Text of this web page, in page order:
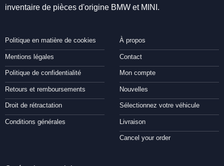
inventaire de pièces d'origine BMW et MINI.
Politique en matière de cookies
Mentions légales
Politique de confidentialité
Retours et remboursements
Droit de rétractation
Conditions générales
À propos
Contact
Mon compte
Nouvelles
Sélectionnez votre véhicule
Livraison
Cancel your order